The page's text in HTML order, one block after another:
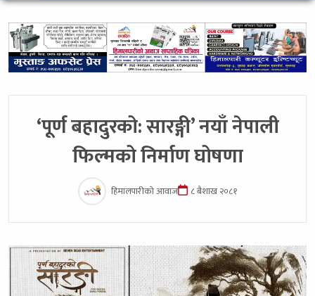
‘पूर्ण बहादुरको: सारङ्गी’ नयाँ नेपाली
फिल्मको निर्माण घोषणा
हिमालपारीको आवाज ८ बैशाख २०८१